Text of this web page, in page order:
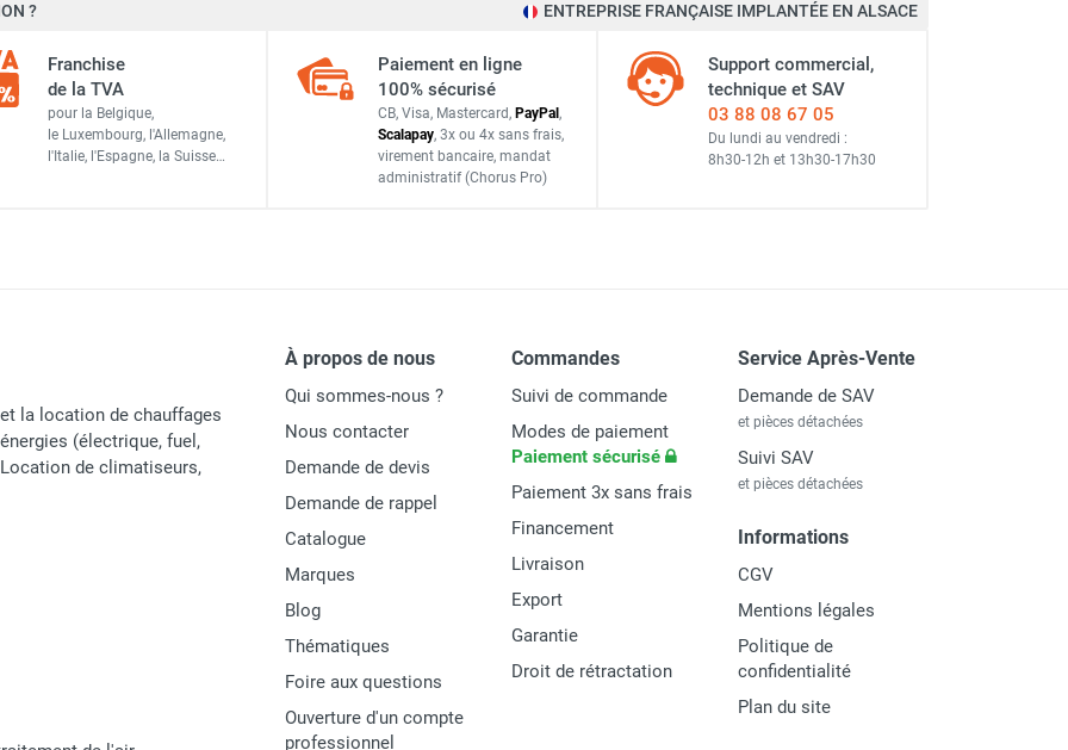
2 500 m³/h (à 15°C) et 2 977 m³/h (à 70°C)
6,5 L/h
65L
SPLUS
directe GF 50.1 A - SPLUS
directe GF 40.1 A - SPLUS
? ENTREPRISE FRANÇAISE IMPLANTÉE EN ALSACE
Franchise
de la TVA
pour la Belgique,
le Luxembourg, l'Allemagne,
l'Italie, l'Espagne, la Suisse…
Paiement en ligne
100% sécurisé
CB, Visa, Mastercard, PayPal ,
Scalapay, 3x ou 4x sans frais,
virement bancaire, mandat
administratif (Chorus Pro)
Support commercial,
technique et SAV
03 88 08 67 05
Du lundi au vendredi :
8h30-12h et 13h30-17h30
la location de chauffages
(électrique, fuel,
de climatiseurs,
À propos de nous
Qui sommes-nous ?
Nous contacter
Demande de devis
Demande de rappel
Catalogue
Marques
Blog
Thématiques
Foire aux questions
Ouverture d'un compte
professionnel
Commandes
Suivi de commande
Modes de paiement
Paiement sécurisé
Paiement 3x sans frais
Financement
Livraison
Export
Garantie
Droit de rétractation
Service Après-Vente
Demande de SAV
et pièces détachées
Suivi SAV
et pièces détachées
Informations
CGV
Mentions légales
Politique de
confidentialité
Plan du site